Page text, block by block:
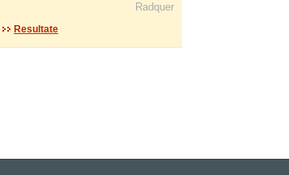
Radquer
Resultate